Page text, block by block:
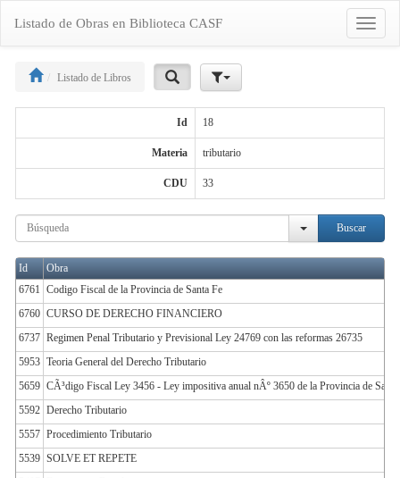
Toggle
Listado de Obras en Biblioteca CASF
Listado de Libros
Id 18
Materia tributario
CDU 33
Buscar
Id
Obra
6761 Codigo Fiscal de la Provincia de Santa Fe
6760 CURSO DE DERECHO FINANCIERO
6737 Regimen Penal Tributario y Previsional Ley 24769 con las reformas 26735
5953 Teoria General del Derecho Tributario
5659 CÃ³digo Fiscal Ley 3456 - Ley impositiva anual nÂº 3650 de la Provincia de Santa
5592 Derecho Tributario
5557 Procedimiento Tributario
5539 SOLVE ET REPETE